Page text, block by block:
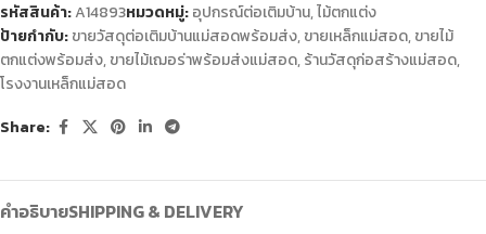
รหัสสินค้า:A14893หมวดหมู่:อุปกรณ์ต่อเติมบ้าน,ไม้ตกแต่ง
ป้ายกำกับ:ขายวัสดุต่อเติมบ้านแม่สอดพร้อมส่ง,ขายเหล็กแม่สอด,ขายไม้
ตกแต่งพร้อมส่ง,ขายไม้เฌอร่าพร้อมส่งแม่สอด,ร้านวัสดุก่อสร้างแม่สอด,
โรงงานเหล็กแม่สอด
Share:
คำอธิบายSHIPPING & DELIVERY